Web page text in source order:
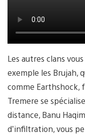
Les autres clans
exemple les Brujah,
comme Earthshock,
Tremere se
distance, Banu
d’infiltration, vous